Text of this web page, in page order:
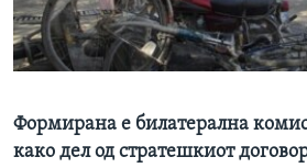
ИНТЕРВЈУА
Јазици
Формирана е билатерална
како дел од стратешкиот